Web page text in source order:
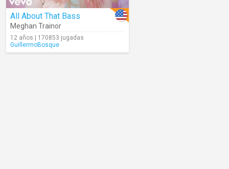
All About That Bass
Meghan Trainor
12 años | 170853 jugadas
GuillermoBosque